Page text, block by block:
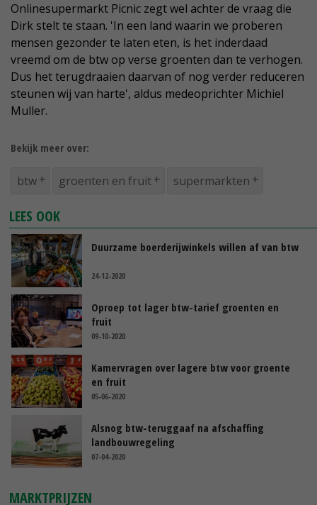
Onlinesupermarkt Picnic zegt wel achter de vraag die
Dirk stelt te staan. 'In een land waarin we proberen
mensen gezonder te laten eten, is het inderdaad
vreemd om de btw op verse groenten dan te verhogen.
Dus het terugdraaien daarvan of nog verder reduceren
steunen wij van harte', aldus medeoprichter Michiel
Muller.
Bekijk meer over:
btw groenten en fruit supermarkten
LEES OOK
Duurzame boerderijwinkels willen af van btw
24-12-2020
Oproep tot lager btw-tarief groenten en
fruit
09-10-2020
Kamervragen over lagere btw voor groente
en fruit
05-06-2020
Alsnog btw-teruggaaf na afschaffing
landbouwregeling
07-04-2020
MARKTPRIJZEN